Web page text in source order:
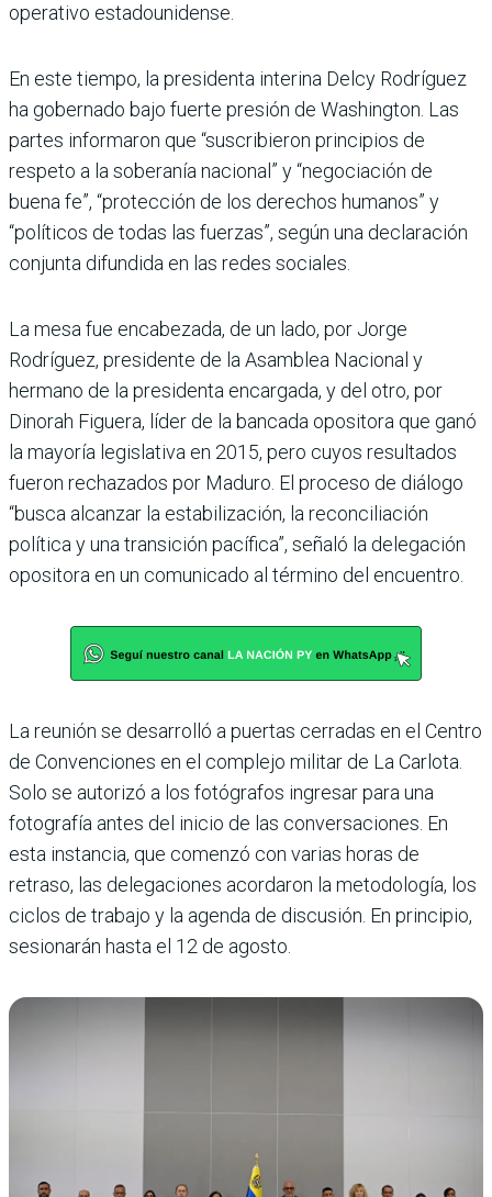
operativo estadounidense.
En este tiempo, la presidenta interina Delcy Rodríguez
ha gobernado bajo fuerte presión de Washington. Las
partes informaron que “suscribieron principios de
respeto a la soberanía nacional” y “negociación de
buena fe”, “protección de los derechos humanos” y
“políticos de todas las fuerzas”, según una declaración
conjunta difundida en las redes sociales.
La mesa fue encabezada, de un lado, por Jorge
Rodríguez, presidente de la Asamblea Nacional y
hermano de la presidenta encargada, y del otro, por
Dinorah Figuera, líder de la bancada opositora que ganó
la mayoría legislativa en 2015, pero cuyos resultados
fueron rechazados por Maduro. El proceso de diálogo
“busca alcanzar la estabilización, la reconciliación
política y una transición pacífica”, señaló la delegación
opositora en un comunicado al término del encuentro.
La reunión se desarrolló a puertas cerradas en el Centro
de Convenciones en el complejo militar de La Carlota.
Solo se autorizó a los fotógrafos ingresar para una
fotografía antes del inicio de las conversaciones. En
esta instancia, que comenzó con varias horas de
retraso, las delegaciones acordaron la metodología, los
ciclos de trabajo y la agenda de discusión. En principio,
sesionarán hasta el 12 de agosto.